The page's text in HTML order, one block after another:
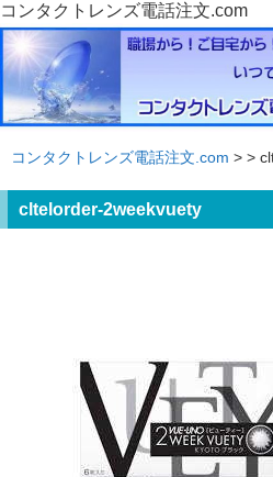
コンタクトレンズ電話注文.com
コンタクトレンズ電話注文.com > >
cltelorder-2weekvuety